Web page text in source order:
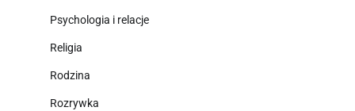
Psychologia i relacje
Religia
Rodzina
Rozrywka